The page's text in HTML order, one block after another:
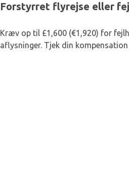
Forstyrret flyrejse eller
Kræv op til £1,600 (€1,920) for
aflysninger. Tjek din